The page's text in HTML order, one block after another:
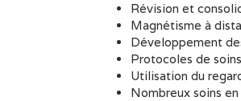
Révision et
Magnétisme à
Développement
Protocoles de
Utilisation du
Nombreux soins